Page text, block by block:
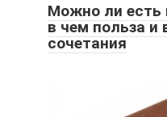
Можно ли есть
в чем польза и
сочетания